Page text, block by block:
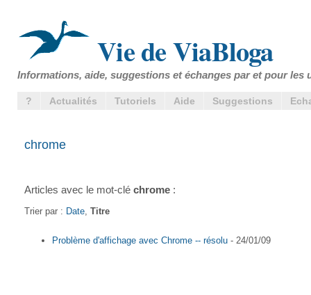
Vie de ViaBloga
Informations, aide, suggestions et échanges par et pour les
? Actualités Tutoriels Aide Suggestions
chrome
Articles avec le mot-clé chrome :
Trier par : Date Titre
Problème d'affichage avec Chrome -- résolu - 24/01/09